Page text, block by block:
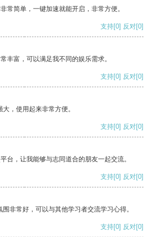
常简单，一键加速就能开启，非常方便。
支持[0] 反对[0]
丰富，可以满足我不同的娱乐需求。
支持[0] 反对[0]
，使用起来非常方便。
支持[0] 反对[0]
台，让我能够与志同道合的朋友一起交流。
支持[0] 反对[0]
非常好，可以与其他学习者交流学习心得。
支持[0] 反对[0]